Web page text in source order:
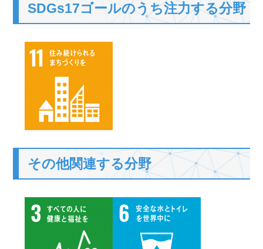
SDGs17ゴールのうち注力する分野
その他関連する分野